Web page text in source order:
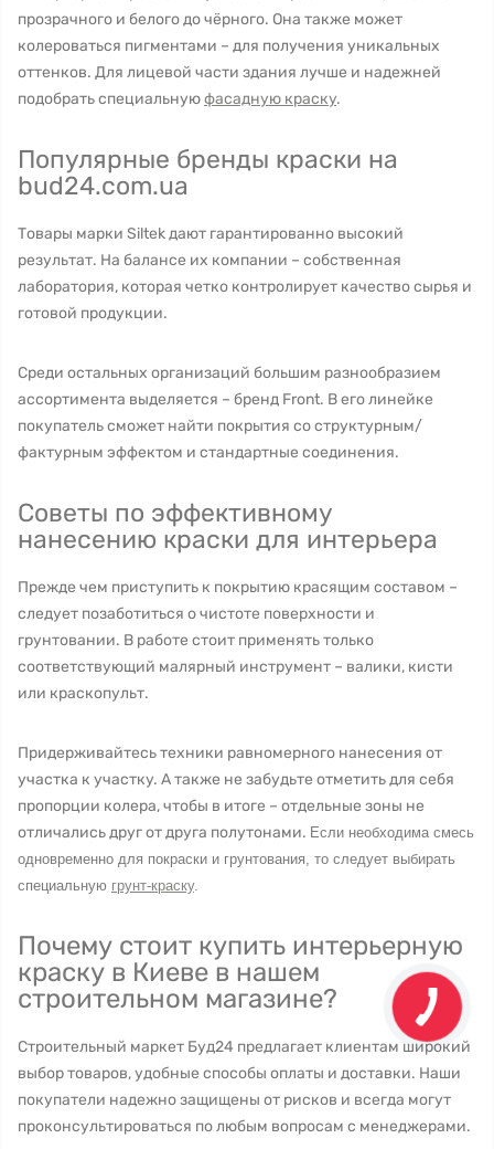
прозрачного и белого до чёрного. Она также может
колероваться пигментами – для получения уникальных
оттенков. Для лицевой части здания лучше и надежней
подобрать специальнуюфасадную краску.
Популярные бренды краски на
bud24.com.ua
Товары марки Siltek дают гарантированно высокий
результат. На балансе их компании – собственная
лаборатория, которая четко контролирует качество сырья и
готовой продукции.
Среди остальных организаций большим разнообразием
ассортимента выделяется – бренд Front. В его линейке
покупатель сможет найти покрытия со структурным/
фактурным эффектом и стандартные соединения.
Советы по эффективному
нанесению краски для интерьера
Прежде чем приступить к покрытию красящим составом –
следует позаботиться о чистоте поверхности и
грунтовании. В работе стоит применять только
соответствующий малярный инструмент – валики, кисти
или краскопульт.
Придерживайтесь техники равномерного нанесения от
участка к участку. А также не забудьте отметить для себя
пропорции колера, чтобы в итоге – отдельные зоны не
отличались друг от друга полутонами. Если необходима смесь
одновременно для покраски и грунтования, то следует выбирать
специальную грунт-краску.
Почему стоит купить интерьерную
краску в Киеве в нашем
строительном магазине?
Строительный маркет Буд24 предлагает клиентам широкий
выбор товаров, удобные способы оплаты и доставки. Наши
покупатели надежно защищены от рисков и всегда могут
проконсультироваться по любым вопросам с менеджерами.